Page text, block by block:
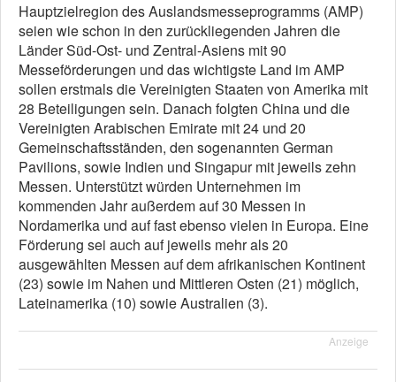
Hauptzielregion des Auslandsmesseprogramms (AMP)
seien wie schon in den zurückliegenden Jahren die
Länder Süd-Ost- und Zentral-Asiens mit 90
Messeförderungen und das wichtigste Land im AMP
sollen erstmals die Vereinigten Staaten von Amerika mit
28 Beteiligungen sein. Danach folgten China und die
Vereinigten Arabischen Emirate mit 24 und 20
Gemeinschaftsständen, den sogenannten German
Pavilions, sowie Indien und Singapur mit jeweils zehn
Messen. Unterstützt würden Unternehmen im
kommenden Jahr außerdem auf 30 Messen in
Nordamerika und auf fast ebenso vielen in Europa. Eine
Förderung sei auch auf jeweils mehr als 20
ausgewählten Messen auf dem afrikanischen Kontinent
(23) sowie im Nahen und Mittleren Osten (21) möglich,
Lateinamerika (10) sowie Australien (3).
Anzeige